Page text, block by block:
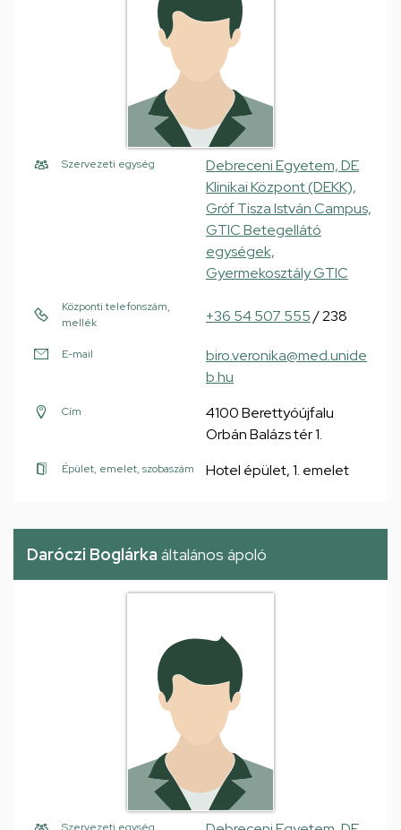
Szervezeti egység
Debreceni Egyetem, DE
Klinikai Központ (DEKK),
Gróf Tisza István Campus,
GTIC Betegellátó
egységek,
Gyermekosztály GTIC
Központi telefonszám,
mellék
+36 54 507 555/ 238
E-mail
biro.veronika@med.unide
b.hu
Cím
4100 Berettyóújfalu
Orbán Balázs tér 1.
Épület, emelet, szobaszám Hotel épület, 1. emelet
Daróczi Boglárka általános ápoló